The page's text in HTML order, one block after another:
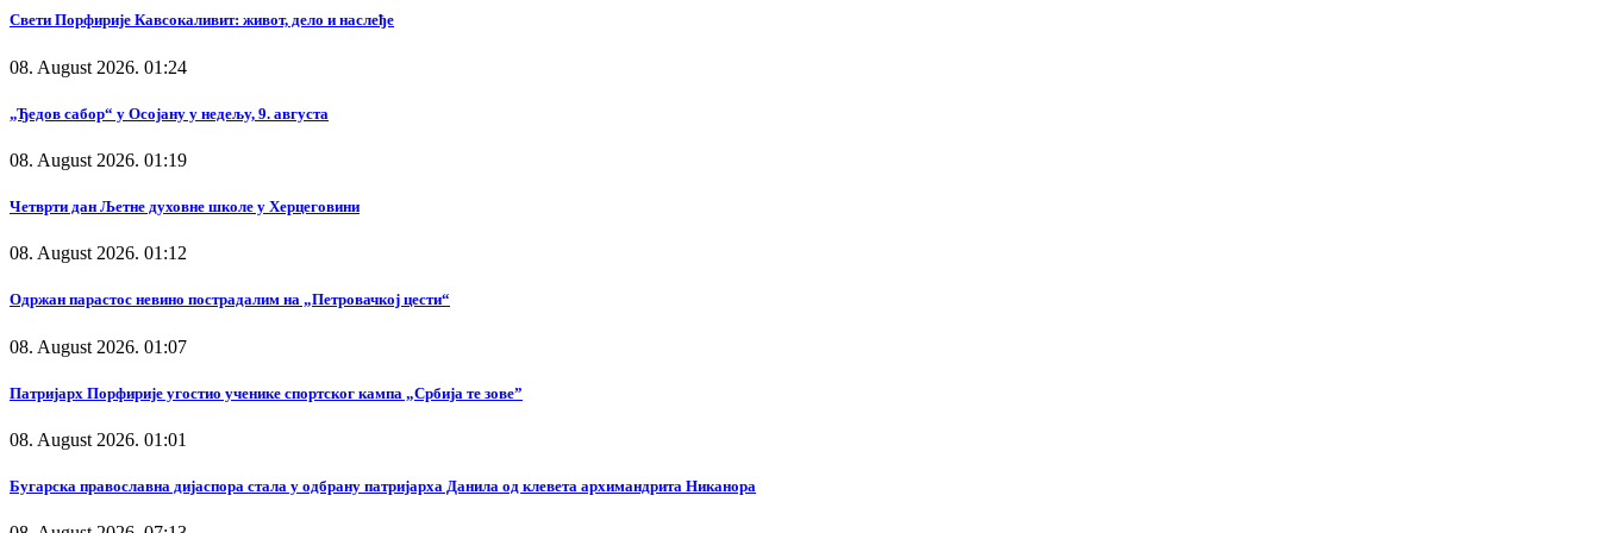
Свети Порфирије Кавсокаливит: живот, дело и наслеђе
08. August 2026. 01:24
„Ђедов сабор“ у Осојану у недељу, 9. августа
08. August 2026. 01:19
Четврти дан Љетне духовне школе у Херцеговини
08. August 2026. 01:12
Одржан парастос невино пострадалим на „Петровачкој цести“
08. August 2026. 01:07
Патријарх Порфирије угостио ученике спортског кампа „Србија те зове”
08. August 2026. 01:01
Бугарска православна дијаспора стала у одбрану патријарха Данила од клевета архимандрита Никанора